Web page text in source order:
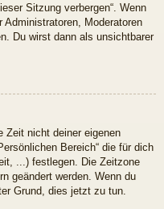
Sitzung verbergen“. Wenn
Moderatoren
Du wirst dann als unsichtbarer
Zeit nicht deiner eigenen
Bereich“ die für dich
...) festlegen. Die Zeitzone
geändert werden. Wenn du
Grund, dies jetzt zu tun.